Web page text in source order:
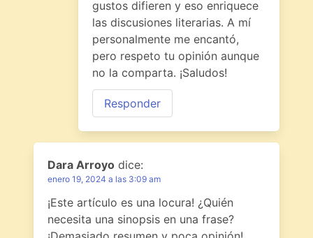
gustos difieren y eso enriquece
las discusiones literarias. A mí
personalmente me encantó,
pero respeto tu opinión aunque
no la comparta. ¡Saludos!
Responder
Dara Arroyo dice:
enero 19, 2024 a las 3:09 am
¡Este artículo es una locura! ¿Quién
necesita una sinopsis en una frase?